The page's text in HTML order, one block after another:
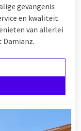
gevangenis
en kwaliteit
van allerlei
Damianz.